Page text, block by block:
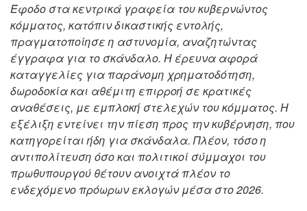
Έφοδο στα κεντρικά γραφεία του κυβερνώντος
κόμματος, κατόπιν δικαστικής εντολής,
πραγματοποίησε η αστυνομία, αναζητώντας
έγγραφα για το σκάνδαλο. Η έρευνα αφορά
καταγγελίες για παράνομη χρηματοδότηση,
δωροδοκία και αθέμιτη επιρροή σε κρατικές
αναθέσεις, με εμπλοκή στελεχών του κόμματος. Η
εξέλιξη εντείνει την πίεση προς την κυβέρνηση, που
κατηγορείται ήδη για σκάνδαλα. Πλέον, τόσο η
αντιπολίτευση όσο και πολιτικοί σύμμαχοι του
πρωθυπουργού θέτουν ανοιχτά πλέον το
ενδεχόμενο πρόωρων εκλογών μέσα στο 2026.